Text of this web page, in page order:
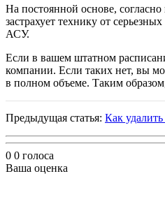
На постоянной основе,
застрахует технику от
АСУ.
Если в вашем штатном
компании. Если таких нет, вы
в полном объеме. Таким
Предыдущая статья: Как
0 0 голоса
Ваша оценка